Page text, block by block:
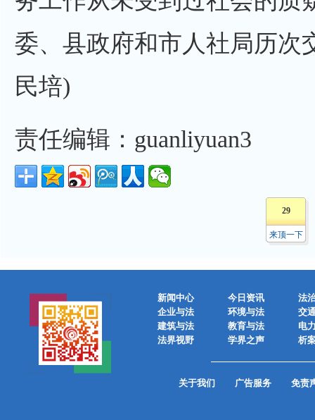
委、县政府和市人社局历次
民培)
责任编辑：guanliyuan3
29
来顶一下
新闻中心 今日资讯
法
企业与法
环境与法
交
建筑与法
教育与法
电
法界视野
学界之声 析
关于我们 广告服务 免责